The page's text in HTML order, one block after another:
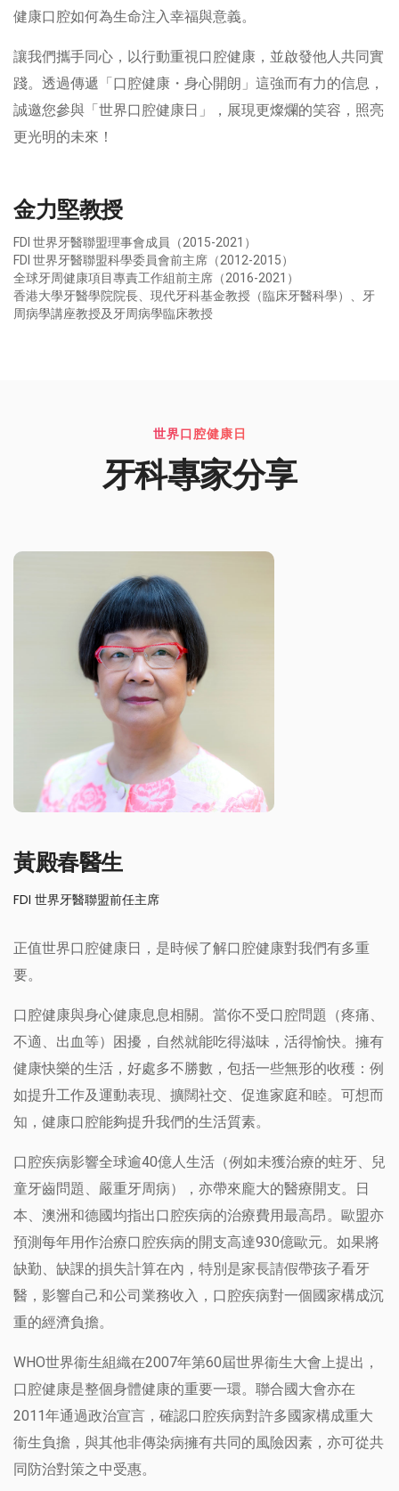
健康口腔如何為生命注入幸福與意義。
讓我們攜手同心，以行動重視口腔健康，並啟發他人共同實
踐。透過傳遞「口腔健康・身心開朗」這強而有力的信息，
誠邀您參與「世界口腔健康日」，展現更燦爛的笑容，照亮
更光明的未來！
金力堅教授
FDI 世界牙醫聯盟理事會成員（2015-2021）
FDI 世界牙醫聯盟科學委員會前主席（2012-2015）
全球牙周健康項目專責工作組前主席（2016-2021）
香港大學牙醫學院院長、現代牙科基金教授（臨床牙醫科學）、牙
周病學講座教授及牙周病學臨床教授
世界口腔健康日
牙科專家分享
黃殿春醫生
FDI 世界牙醫聯盟前任主席
正值世界口腔健康日，是時候了解口腔健康對我們有多重
要。
口腔健康與身心健康息息相關。當你不受口腔問題（疼痛、
不適、出血等）困擾，自然就能吃得滋味，活得愉快。擁有
健康快樂的生活，好處多不勝數，包括一些無形的收穫：例
如提升工作及運動表現、擴闊社交、促進家庭和睦。可想而
知，健康口腔能夠提升我們的生活質素。
口腔疾病影響全球逾40億人生活（例如未獲治療的蛀牙、兒
童牙齒問題、嚴重牙周病），亦帶來龐大的醫療開支。日
本、澳洲和德國均指出口腔疾病的治療費用最高昂。歐盟亦
預測每年用作治療口腔疾病的開支高達930億歐元。如果將
缺勤、缺課的損失計算在內，特別是家長請假帶孩子看牙
醫，影響自己和公司業務收入，口腔疾病對一個國家構成沉
重的經濟負擔。
WHO世界衞生組織在2007年第60屆世界衞生大會上提出，
口腔健康是整個身體健康的重要一環。聯合國大會亦在
2011年通過政治宣言，確認口腔疾病對許多國家構成重大
衞生負擔，與其他非傳染病擁有共同的風險因素，亦可從共
同防治對策之中受惠。